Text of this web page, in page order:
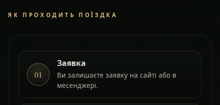
ЯК ПРОХОДИТЬ ПОЇЗДКА
01
Заявка
Ви залишаєте заявку на сайті або в
месенджері.